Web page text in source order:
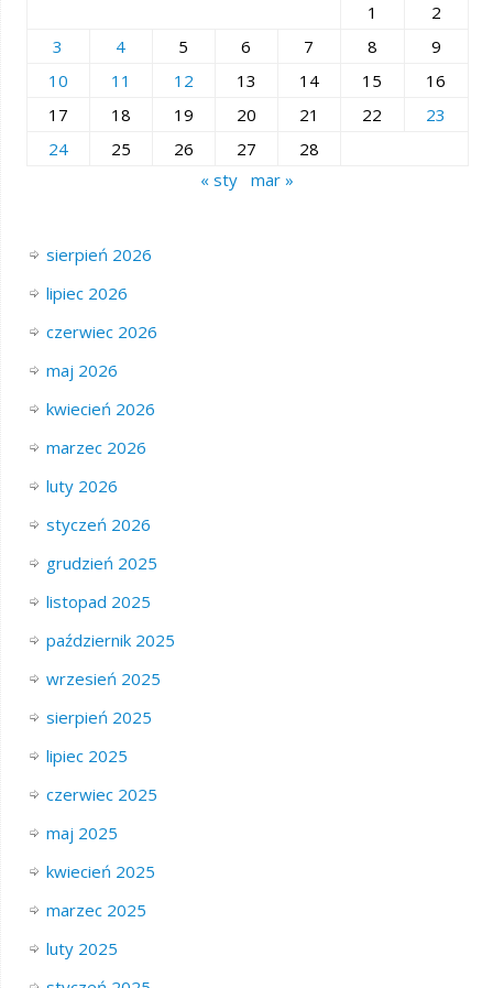
1
2
3
4 5 6 7 8
9
10
11 12 13 14 15
16
17
18 19 20 21 22
23
24
25 26 27
28
« sty mar »
sierpień 2026
lipiec 2026
czerwiec 2026
maj 2026
kwiecień 2026
marzec 2026
luty 2026
styczeń 2026
grudzień 2025
listopad 2025
październik 2025
wrzesień 2025
sierpień 2025
lipiec 2025
czerwiec 2025
maj 2025
kwiecień 2025
marzec 2025
luty 2025